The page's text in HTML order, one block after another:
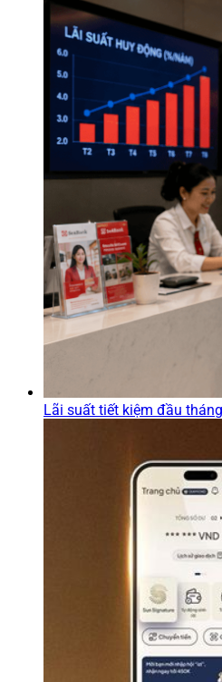
Lãi suất tiết kiệm đầu